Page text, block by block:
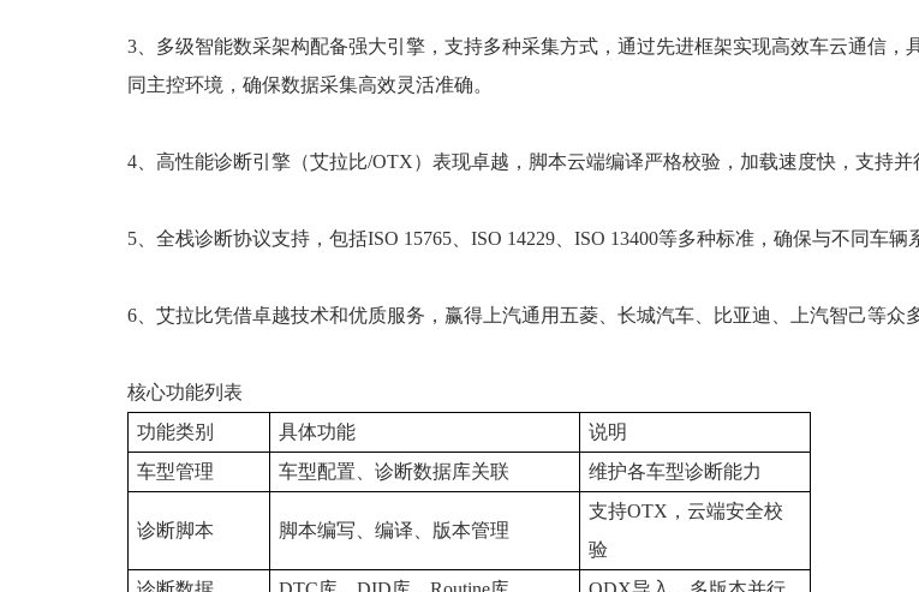
3、多级智能数采架构配备强大引擎，支持多种采集方式，通过先进框架实现高效车云通信
同主控环境，确保数据采集高效灵活准确。
4、高性能诊断引擎（艾拉比/OTX）表现卓越，脚本云端编译严格校验，加载速度快，支持并
5、全栈诊断协议支持，包括ISO 15765、ISO 14229、ISO 13400等多种标准，确保与不同车
6、艾拉比凭借卓越技术和优质服务，赢得上汽通用五菱、长城汽车、比亚迪、上汽智己等众
核心功能列表
功能类别
具体功能
说明
车型管理
车型配置、诊断数据库关联 维护各车型诊断能力
诊断脚本 脚本编写、编译、版本管理
支持OTX，云端安全校
验